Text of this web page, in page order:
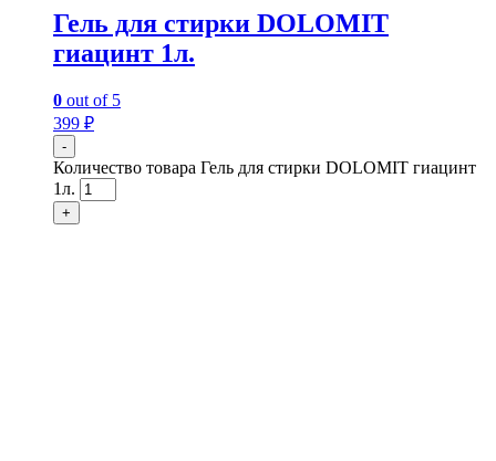
Гель для стирки DOLOMIT
гиацинт 1л.
0 out of 5
399 ₽
-
Количество товара Гель для стирки DOLOMIT гиацинт
1л.
+